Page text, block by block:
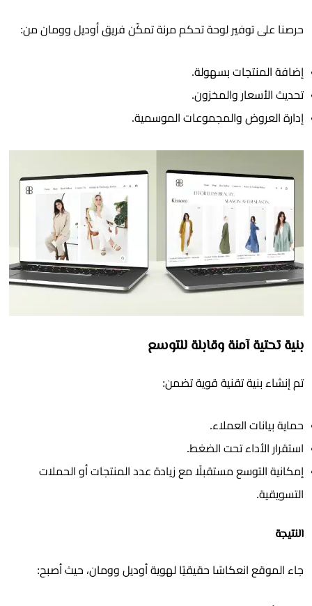
حرصنا على توفير لوحة تحكم مرنة تمكّن فريق أوديل وومان من:
إضافة المنتجات بسهولة.
تحديث الأسعار والمخزون.
إدارة العروض والمجموعات الموسمية.
بنية تحتية آمنة وقابلة للتوسع
تم إنشاء بنية تقنية قوية تضمن:
حماية بيانات العملاء.
استقرار الأداء تحت الضغط.
إمكانية التوسع مستقبلًا مع زيادة عدد المنتجات أو الحملات
التسويقية.
النتيجة
جاء الموقع انعكاسًا حقيقيًا لهوية أوديل وومان، حيث أصبح: